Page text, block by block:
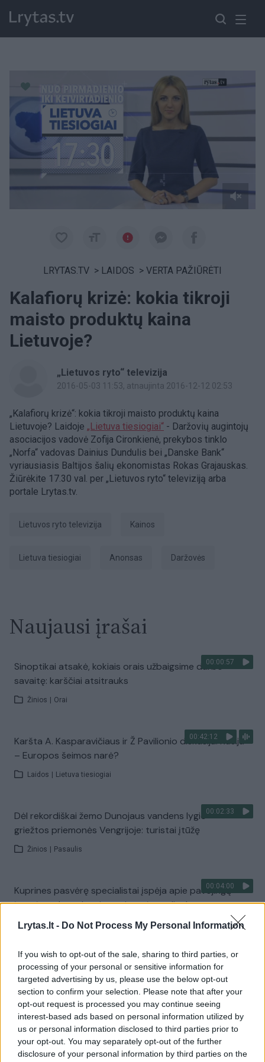
Lrytas.lt - Do Not Process My Personal Information
If you wish to opt-out of the sale, sharing to third parties, or
processing of your personal or sensitive information for
targeted advertising by us, please use the below opt-out
section to confirm your selection. Please note that after your
opt-out request is processed you may continue seeing
interest-based ads based on personal information utilized by
us or personal information disclosed to third parties prior to
your opt-out. You may separately opt-out of the further
disclosure of your personal information by third parties on the
Paremkite Ukrainą
LRYTAS.TV > LAIDOS > VERTA PAŽIŪRĖTI
Kalafiorų krizė: kokia tikroji
maisto produktų kaina
Lietuvoje?
„Lietuvos ryto“ televizija
2016-05-03 11:53, atnaujinta 2016-12-12 02:53
„Kalafiorų krizė“: kokia tikroji maisto produktų kaina
Lietuvoje? Laidoje „Lietuva tiesiogiai“ - Daržovių augintojų
asociacijos vadovė Zofija Cironkienė, prekybos tinklo
„Norfa“ vadovas Dainius Dundulis bei „Danske Bank“
vyriausiasis Baltijos šalių ekonomistas Rokas Grajauskas.
Žiūrėkite 17.30 val. per „Lietuvos ryto“ televiziją arba
portale Lrytas.tv.
Lietuvos ryto televizija Kainos
Lietuva tiesiogiai anonsas daržovės
Naujausi įrašai
00:00:57
Sinoptikai atsakė, kokiais orais užbaigsime darbo
savaitę: karščiai atsitrauks
Žinios Orai
00:42:12
Karšta A. Kasparavičiaus ir Ž Pavilionio diskusija: Rusija
– Europos šeimos narė?
Laidos Lietuva tiesiogiai
00:02:33
Dėl rekordiškai žemo Dunojaus vandens lygio –
griežtos priemonės Vengrijoje: turistai įtūžę
Žinios Pasaulis
00:04:00
Kuprines pasvėrę specialistai įspėja apie pavojingą
įprotį: tą daro daugiau nei pusė pradinukų
Žinios | Lietuvos diena
Visi įrašai
Žiūrimiausi įrašai
00:00:30